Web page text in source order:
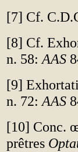
[7] Cf.
[8] Cf.
n. 58: AAS
[9]
n. 72: AAS
[10] Conc.
prêtres